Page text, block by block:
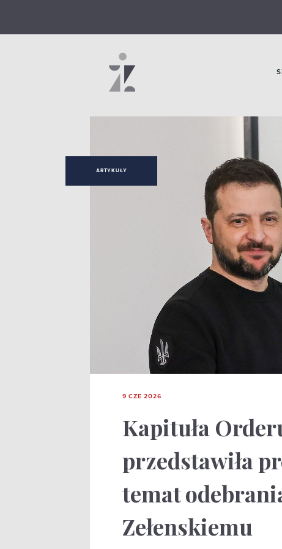
ARTYKUŁY
9 CZE 2026
Kapituła
przedstawiła
temat
Zełenskiemu